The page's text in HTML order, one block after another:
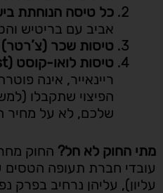
כל טיסה הנוחתת
אביב עם בריטיש
טיסות שכר (צ’רטר)
טיסות לואו-קוסט (
ריינאייר, אינה
שלכם, לא על מחיר
מתי החוק לא חל? החוק
עובדי חברת תעופה הטסים
עליון), עליהן נרחיב בפרק